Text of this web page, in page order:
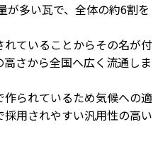
が多い瓦で、全体の約6割を
ていることからその名が付
さから全国へ広く流通しま
られているため気候への適
用されやすい汎用性の高い